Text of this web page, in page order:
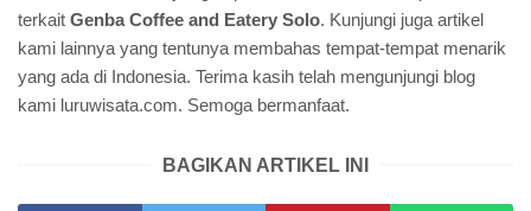
terkait Genba Coffee and Eatery Solo. Kunjungi juga artikel
kami lainnya yang tentunya membahas tempat-tempat menarik
yang ada di Indonesia. Terima kasih telah mengunjungi blog
kami luruwisata.com. Semoga bermanfaat.
BAGIKAN ARTIKEL INI